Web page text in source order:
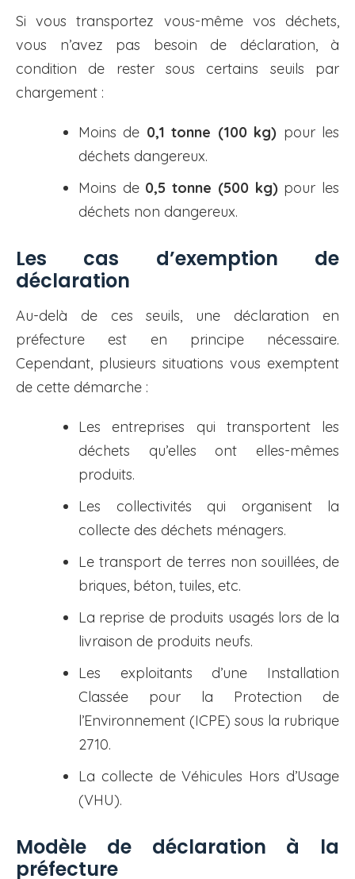
Si vous transportez vous-même vos déchets,
vous n’avez pas besoin de déclaration, à
condition de rester sous certains seuils par
chargement :
Moins de 0,1 tonne (100 kg) pour les
déchets dangereux.
Moins de 0,5 tonne (500 kg)pour les
déchets non dangereux.
Les cas d’exemption de
déclaration
Au-delà de ces seuils, une déclaration en
préfecture est en principe nécessaire.
Cependant, plusieurs situations vous exemptent
de cette démarche :
Les entreprises qui transportent les
déchets qu’elles ont elles-mêmes
produits.
Les collectivités qui organisent la
collecte des déchets ménagers.
Le transport de terres non souillées, de
briques, béton, tuiles, etc.
La reprise de produits usagés lors de la
livraison de produits neufs.
Les exploitants d’une Installation
Classée pour la Protection de
l’Environnement (ICPE) sous la rubrique
2710.
La collecte de Véhicules Hors d’Usage
(VHU).
Modèle de déclaration à la
préfecture